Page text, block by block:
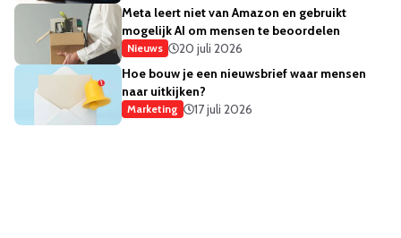
Meta leert niet van Amazon en gebruikt
mogelijk AI om mensen te beoordelen
Nieuws
20 juli 2026
Hoe bouw je een nieuwsbrief waar mensen
naar uitkijken?
Marketing 17 juli 2026